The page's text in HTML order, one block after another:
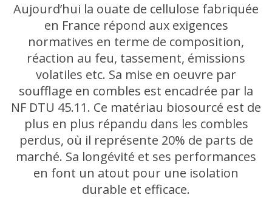
Aujourd’hui la ouate de cellulose fabriquée
en France répond aux exigences
normatives en terme de composition,
réaction au feu, tassement, émissions
volatiles etc. Sa mise en oeuvre par
soufflage en combles est encadrée par la
NF DTU 45.11. Ce matériau biosourcé est de
plus en plus répandu dans les combles
perdus, où il représente 20% de parts de
marché. Sa longévité et ses performances
en font un atout pour une isolation
durable et efficace.